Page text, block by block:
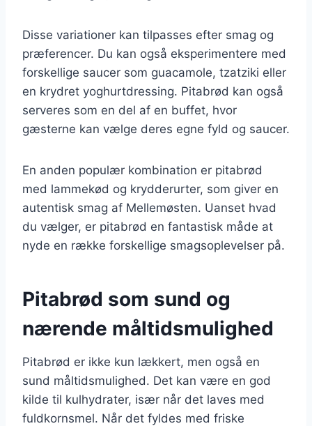
Disse variationer kan tilpasses efter smag og
præferencer. Du kan også eksperimentere med
forskellige saucer som guacamole, tzatziki eller
en krydret yoghurtdressing. Pitabrød kan også
serveres som en del af en buffet, hvor
gæsterne kan vælge deres egne fyld og saucer.
En anden populær kombination er pitabrød
med lammekød og krydderurter, som giver en
autentisk smag af Mellemøsten. Uanset hvad
du vælger, er pitabrød en fantastisk måde at
nyde en række forskellige smagsoplevelser på.
Pitabrød som sund og
nærende måltidsmulighed
Pitabrød er ikke kun lækkert, men også en
sund måltidsmulighed. Det kan være en god
kilde til kulhydrater, især når det laves med
fuldkornsmel. Når det fyldes med friske